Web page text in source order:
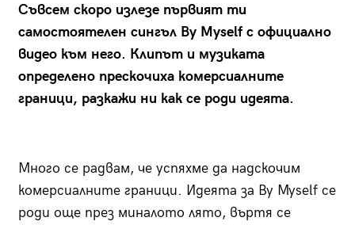
Съвсем скоро излезе първият ти
самостоятелен сингъл By Myself с официално
видео към него. Клипът и музиката
определено прескочиха комерсиалните
граници, разкажи ни как се роди идеята.
Много се радвам, че успяхме да надскочим
комерсиалните граници. Идеята за By Myself се
роди още през миналото лято, въртя се